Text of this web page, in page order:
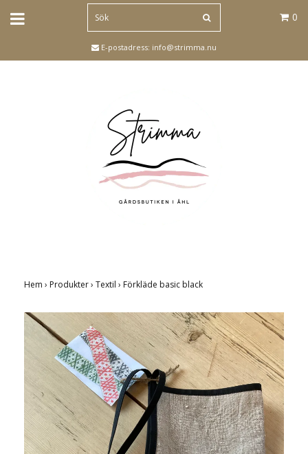
0
E-postadress: info@strimma.nu
Hem › Produkter› Textil › Förkläde basic black